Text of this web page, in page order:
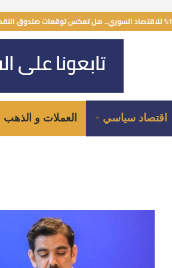
اقتصاد سياسي العملات و الذهب